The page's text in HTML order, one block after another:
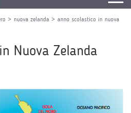
> nuova zelanda > anno scolastico in nuova
Nuova Zelanda